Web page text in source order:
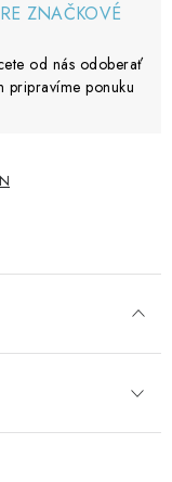
ZNAČKOVÉ
od nás odoberať
pripravíme ponuku